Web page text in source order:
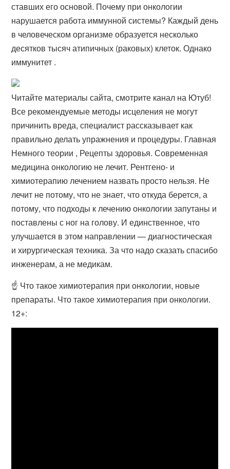
ставших его основой. Почему при онкологии
нарушается работа иммунной системы? Каждый день
в человеческом организме образуется несколько
десятков тысяч атипичных (раковых) клеток. Однако
иммунитет .
Читайте материалы сайта, смотрите канал на Ютуб!
Все рекомендуемые методы исцеления не могут
причинить вреда, специалист рассказывает как
правильно делать упражнения и процедуры. Главная
Немного теории , Рецепты здоровья. Современная
медицина онкологию не лечит. Рентгено- и
химиотерапию лечением назвать просто нельзя. Не
лечит не потому, что не знает, что откуда берется, а
потому, что подходы к лечению онкологии запутаны и
поставлены с ног на голову. И единственное, что
улучшается в этом направлении — диагностическая
и хирургическая техника. За что надо сказать спасибо
инженерам, а не медикам.
☝ Что такое химиотерапия при онкологии, новые
препараты. Что такое химиотерапия при онкологии.
12+: